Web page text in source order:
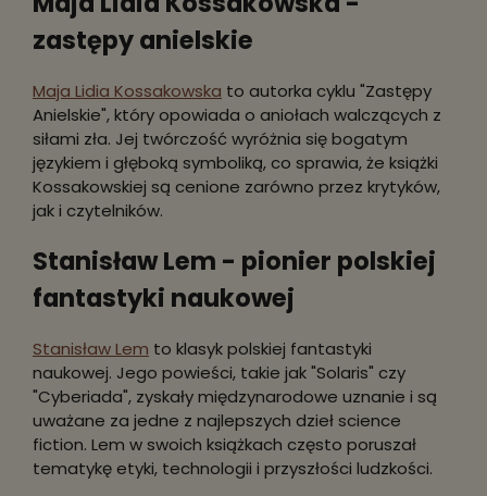
zastępy anielskie
Maja Lidia Kossakowska to autorka cyklu "Zastępy
Anielskie", który opowiada o aniołach walczących z
siłami zła. Jej twórczość wyróżnia się bogatym
językiem i głęboką symboliką, co sprawia, że książki
Kossakowskiej są cenione zarówno przez krytyków,
jak i czytelników.
Stanisław Lem - pionier polskiej
fantastyki naukowej
Stanisław Lem to klasyk polskiej fantastyki
naukowej. Jego powieści, takie jak "Solaris" czy
"Cyberiada", zyskały międzynarodowe uznanie i są
uważane za jedne z najlepszych dzieł science
fiction. Lem w swoich książkach często poruszał
tematykę etyki, technologii i przyszłości ludzkości.